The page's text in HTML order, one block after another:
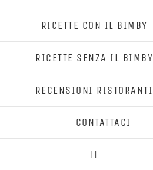
RICETTE CON IL BIMBY
RICETTE SENZA IL BIMBY
RECENSIONI RISTORANTI
CONTATTACI